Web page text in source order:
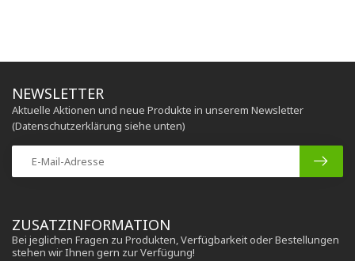
ZUSATZINFORMATION
Bei jeglichen Fragen zu Produkten, Verfügbarkeit oder Bestellungen
stehen wir Ihnen gern zur Verfügung!
NEWSLETTER
Aktuelle Aktionen und neue Produkte in unserem Newsletter
(Datenschutzerklärung siehe unten)